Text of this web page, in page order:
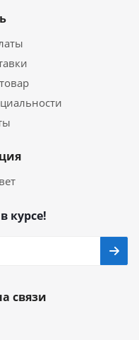
курсе!
связи